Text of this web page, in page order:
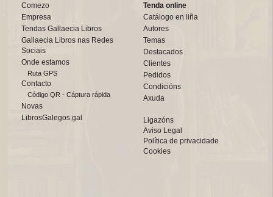
Comezo
Empresa
Tendas Gallaecia Libros
Gallaecia Libros nas Redes
Sociais
Onde estamos
Ruta GPS
Contacto
Código QR - Cáptura rápida
Novas
LibrosGalegos.gal
Tenda online
Catálogo en liña
Autores
Temas
Destacados
Clientes
Pedidos
Condicións
Axuda
Ligazóns
Aviso Legal
Política de privacidade
Cookies